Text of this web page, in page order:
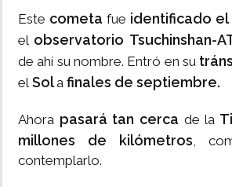
Este cometa fue identificado el
el observatorio Tsuchinshan-
de ahí su nombre. Entró en su
el Sola finales de septiembre.
Ahora pasará tan cerca de la
millones de kilómetros,
contemplarlo.